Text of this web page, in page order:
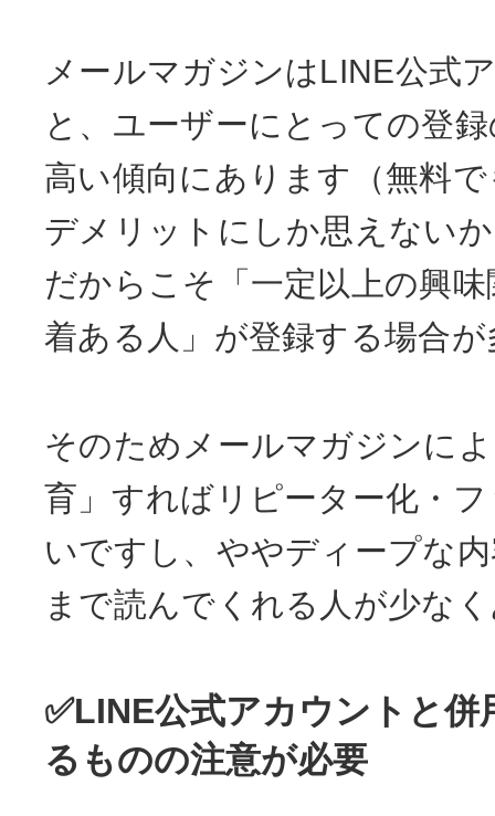
メールマガジンはLINE公式
と、ユーザーにとっての登
高い傾向にあります（無料
デメリットにしか思えない
だからこそ「一定以上の興
着ある人」が登録する場合
そのためメールマガジンに
育」すればリピーター化・
いですし、ややディープな
まで読んでくれる人が少な
✅LINE公式アカウントと
るものの注意が必要